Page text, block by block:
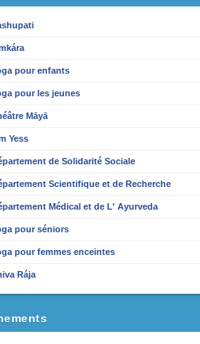
pour enfants
pour les jeunes
Māyā
Yess
de Solidarité Sociale
Scientifique et de Recherche
Médical et de L' Ayurveda
pour séniors
pour femmes enceintes
Rája